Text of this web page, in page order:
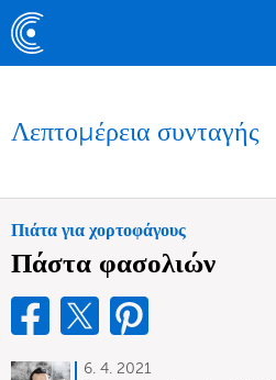
Λεπτομέρεια συνταγής
Πιάτα για χορτοφάγους
Πάστα φασολιών
6. 4. 2021